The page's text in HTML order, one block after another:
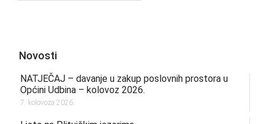
Novosti
NATJEČAJ – davanje u zakup poslovnih prostora u
Općini Udbina – kolovoz 2026.
7. kolovoza 2026.